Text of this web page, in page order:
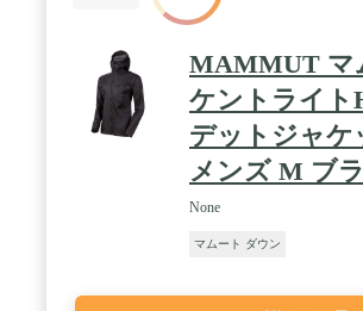
MAMMUT マ
ケントライト
デットジャケ
メンズ M ブ
None
マムート ダウン